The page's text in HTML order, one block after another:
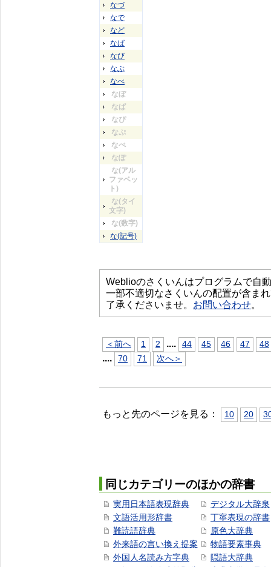
なづ
なで
など
なば
なび
なぶ
なべ
なぼ
なぱ
なぴ
なぷ
なぺ
なぽ
な(アル
ファベッ
ト)
な(タイ
文字)
な(数字)
な(記号)
Weblioのさくいんはプログラムで自
一部不適切なさくいんの配置が含ま
了承くださいませ。 お問い合わせ。
＜前へ 1 2 .... 44 45 46 47 48
.... 70 71 次へ＞
もっと先のページを見る： 10 20
同じカテゴリーのほかの辞書
実用日本語表現辞典
文語活用形辞書
難読語辞典
外来語の言い換え提案
外国人名読み方字典
デジタル大辞泉
丁寧表現の辞書
原色大辞典
物語要素事典
隠語大辞典